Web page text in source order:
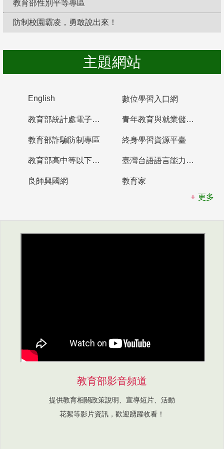
教育部性別平等專區
防制校園霸凌，勇敢說出來！
主題網站
English 數位學習入口網
教育部統計處電子書櫃 青年教育與就業儲蓄帳戶
教育部詐騙防制專區 終身學習資源平臺
教育部高中等以下學校及幼兒園教師資格檢定考試 臺灣台語語言能力認證網站
良師興國網
教育家
更多
教育部影音頻道
提供教育相關政策說明、宣導短片、活動
花絮等影片資訊，歡迎踴躍收看！